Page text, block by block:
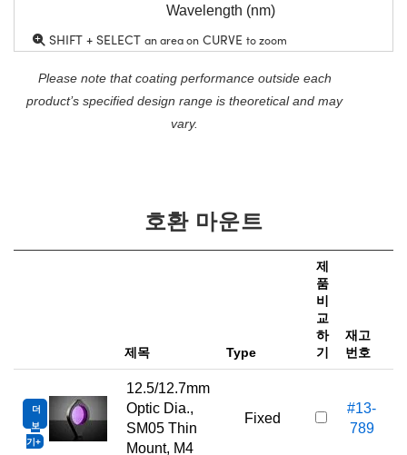
Wavelength (nm)
SHIFT + SELECT an area on CURVE to zoom
Please note that coating performance outside each
product’s specified design range is theoretical and may
vary.
호환 마운트
제목 Type
제
품
비
교
하
기
재고
번호
더
보
기
12.5/12.7mm
Optic Dia.,
SM05 Thin
Mount, M4
Fixed
#13-
789